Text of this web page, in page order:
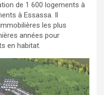
de 1 600 logements à
à Essassa. Il
les plus
années pour
en habitat.